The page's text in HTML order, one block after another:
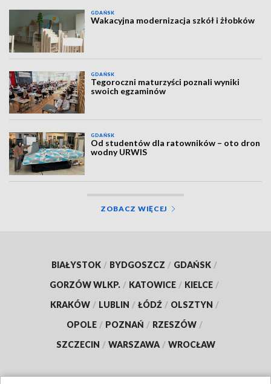
GDAŃSK
Wakacyjna modernizacja szkół i żłobków
GDAŃSK
Tegoroczni maturzyści poznali wyniki
swoich egzaminów
GDAŃSK
Od studentów dla ratowników – oto dron
wodny URWIS
ZOBACZ WIĘCEJ
BIAŁYSTOK / BYDGOSZCZ / GDAŃSK /
GORZÓW WLKP. / KATOWICE / KIELCE /
KRAKÓW / LUBLIN / ŁÓDŹ / OLSZTYN /
OPOLE / POZNAŃ / RZESZÓW /
SZCZECIN / WARSZAWA / WROCŁAW